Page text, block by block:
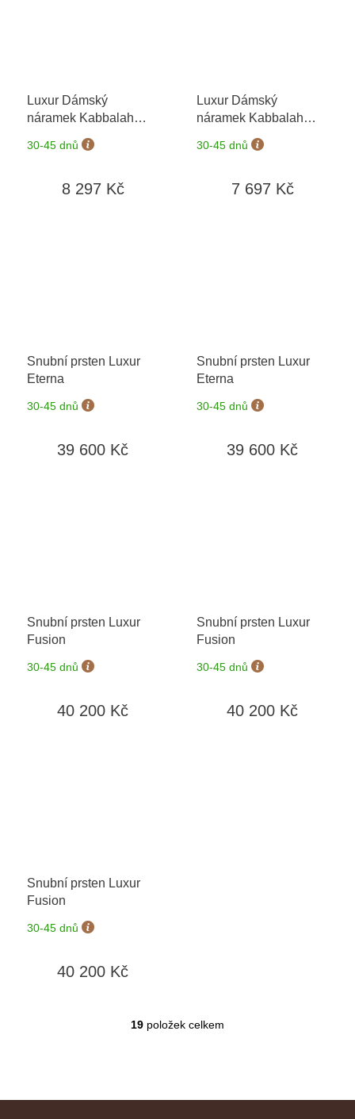
Luxur Dámský
náramek Kabbalah
6690006-9-0-1
možnost výměny do 90
30-45 dnů
8 297 Kč
Luxur Dámský
náramek Kabbalah
6690007-9-0-1
možnost výměny do 90
30-45 dnů
7 697 Kč
Snubní prsten Luxur
Eterna
30-45 dnů
39 600 Kč
Snubní prsten Luxur
Eterna
30-45 dnů
39 600 Kč
Snubní prsten Luxur
Fusion
30-45 dnů
40 200 Kč
Snubní prsten Luxur
Fusion
30-45 dnů
40 200 Kč
Snubní prsten Luxur
Fusion
30-45 dnů
40 200 Kč
O
a
19 položek celkem
Z